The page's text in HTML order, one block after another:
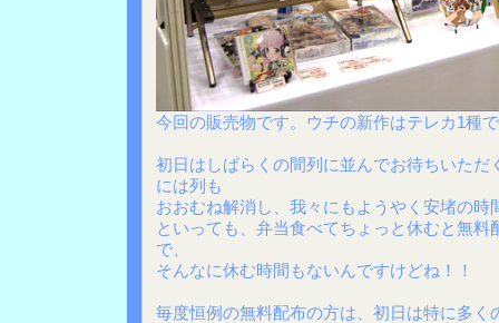
今回の販売物です。ウチの新作はテレカ1種
初日はしばらくの間列に並んでお待ちいただ
には列も
おおむね解消し、我々にもようやく安堵の時
といっても、弁当食べてちょっと休むと無
で、
そんなに休む時間もないんですけどね！！
毎度恒例の無料配布の方は、初日は特に多く